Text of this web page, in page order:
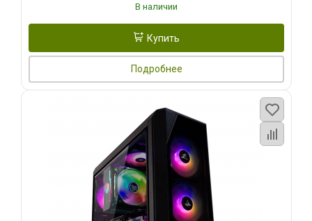
В наличии
Купить
Подробнее